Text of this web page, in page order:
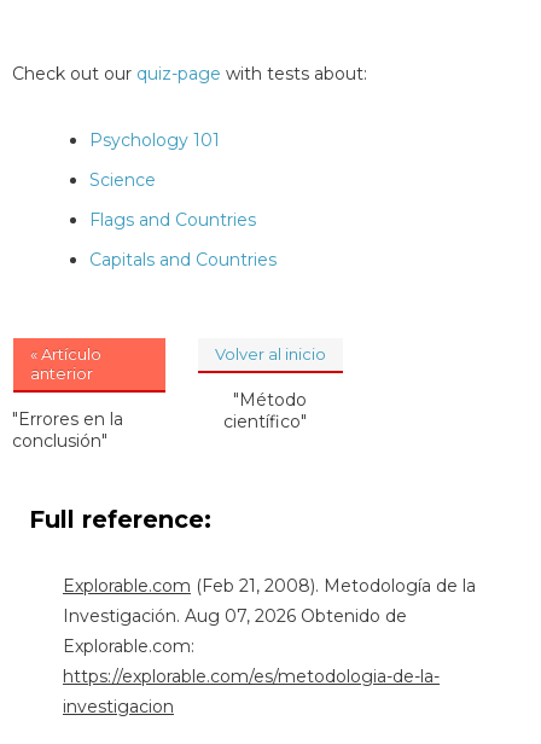
Check out our quiz-page with tests about:
Psychology 101
Science
Flags and Countries
Capitals and Countries
« Artículo
anterior
"Errores en la
conclusión"
Volver al inicio
"Método
científico"
Full reference:
Explorable.com (Feb 21, 2008). Metodología de la
Investigación. Aug 07, 2026 Obtenido de
Explorable.com:
https://explorable.com/es/metodologia-de-la-
investigacion